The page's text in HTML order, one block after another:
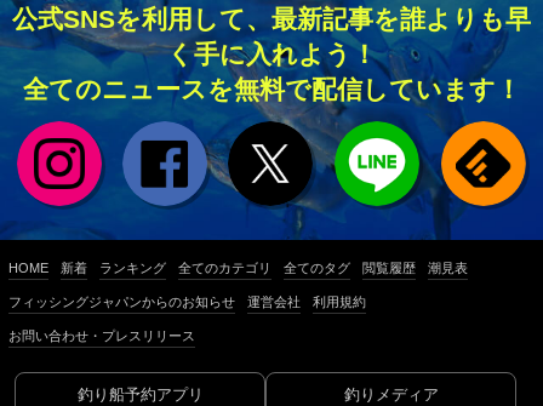
公式SNSを利用して、最新記事を誰よりも早
く手に入れよう！
全てのニュースを無料で配信しています！
HOME 新着 ランキング 全てのカテゴリ 全てのタグ 閲覧履歴 潮見表
フィッシングジャパンからのお知らせ 運営会社 利用規約
お問い合わせ・プレスリリース
釣り船予約アプリ
釣りメディア